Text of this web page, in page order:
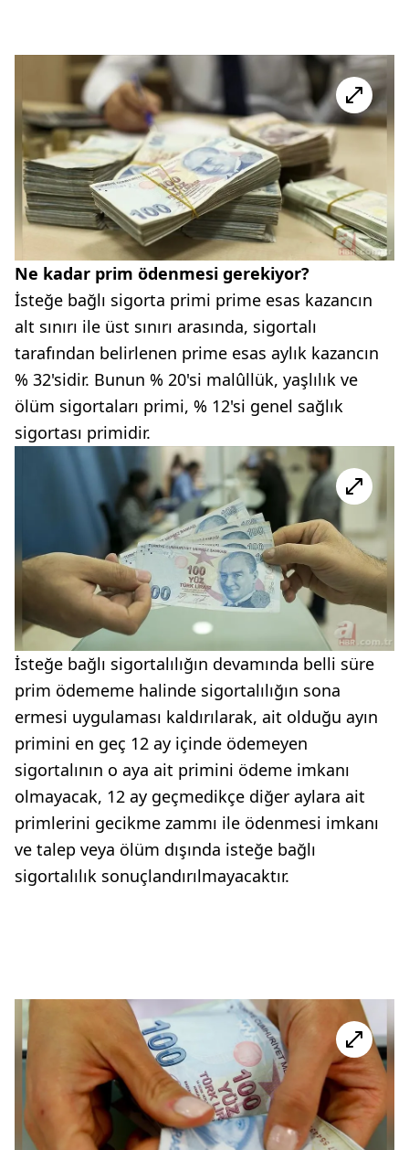
Ne kadar prim ödenmesi gerekiyor?
İsteğe bağlı sigorta primi prime esas kazancın
alt sınırı ile üst sınırı arasında, sigortalı
tarafından belirlenen prime esas aylık kazancın
% 32'sidir. Bunun % 20'si malûllük, yaşlılık ve
ölüm sigortaları primi, % 12'si genel sağlık
sigortası primidir.
İsteğe bağlı sigortalılığın devamında belli süre
prim ödememe halinde sigortalılığın sona
ermesi uygulaması kaldırılarak, ait olduğu ayın
primini en geç 12 ay içinde ödemeyen
sigortalının o aya ait primini ödeme imkanı
olmayacak, 12 ay geçmedikçe diğer aylara ait
primlerini gecikme zammı ile ödenmesi imkanı
ve talep veya ölüm dışında isteğe bağlı
sigortalılık sonuçlandırılmayacaktır.